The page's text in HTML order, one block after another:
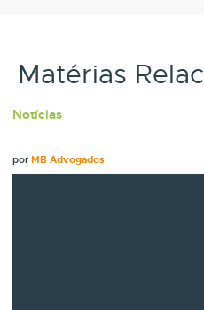
Matérias
Notícias
porMB Advogados